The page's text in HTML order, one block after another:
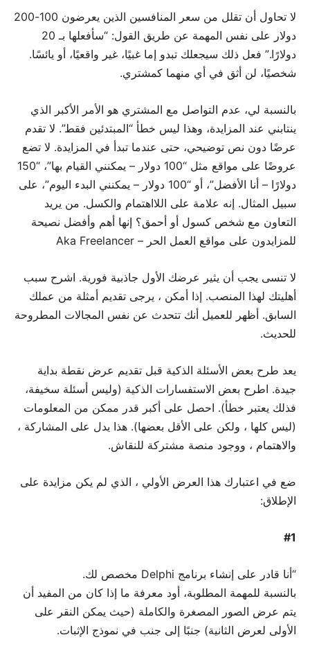
لا تحاول أن تقلل من سعر المنافسين الذين يعرضون 100-200
دولار على نفس المهمة عن طريق القول: “سأفعلها بـ 20
دولارًا.” فعل ذلك سيجعلك تبدو إما غبيًا، غير واقعيًا، أو يائسًا.
شخصيًا، لن أثق في أي منهما كمشتري.
بالنسبة لي، عدم التواصل مع المشتري هو الأمر الأكبر الذي
ينتابني عند المزايدة، وهذا ليس خطأ “المبتدئين فقط”. لا تقدم
عرضًا دون نص توضيحي، حتى عندما تبدأ في المزايدة. لا تضع
عروضًا على مواقع مثل “100 دولار – يمكنني القيام بها”، “150
دولارًا – أنا الأفضل”، أو “100 دولار – يمكنني البدء اليوم”، على
سبيل المثال. إنه علامة على اللااهتمام والكسل. من يريد
التعاون مع شخص كسول أو أحمق؟ إنها أهم وأفضل نصيحة
للمزايدون على مواقع العمل الحر – Aka Freelancer
لا تنسى يجب أن يثير عرضك الأول جاذبية فورية. اشرح سبب
أهليتك لهذا المنصب. إذا أمكن ، يرجى تقديم أمثلة من عملك
السابق. أظهر للعميل أنك تتحدث عن نفس المجالات المطروحة
للحديث.
يعد طرح بعض الأسئلة الذكية قبل تقديم عرض نقطة بداية
جيدة. اطرح بعض الاستفسارات الذكية (وليس أسئلة سخيفة،
فذلك يعتبر خطأ). احصل على أكبر قدر ممكن من المعلومات
(ليس كلها ، ولكن على الأقل بعضها). هذا يدل على المشاركة ،
والاهتمام ، ووجود منصة مشتركة للنقاش.
ضع في اعتبارك هذا العرض الأولي ، الذي لم يكن مزايدة على
الإطلاق:
#1
“أنا قادر على إنشاء برنامج Delphi مخصص لك.
بالنسبة للمهمة المطلوبة، أود معرفة ما إذا كان من المفيد أن
يتم عرض الصور المصغرة والكاملة (حيث يمكن النقر على
الأولى لعرض الثانية) جنبًا إلى جنب في نموذج الإثبات.